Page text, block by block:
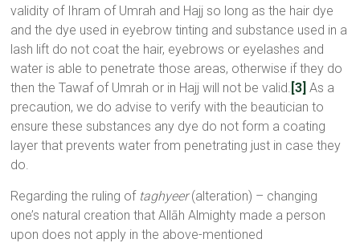
validity of Ihram of Umrah and Hajj so long as the hair dye
and the dye used in eyebrow tinting and substance used in a
lash lift do not coat the hair, eyebrows or eyelashes and
water is able to penetrate those areas, otherwise if they do
then the Tawaf of Umrah or in Hajj will not be valid. [3] As a
precaution, we do advise to verify with the beautician to
ensure these substances any dye do not form a coating
layer that prevents water from penetrating just in case they
do.
Regarding the ruling of taghyeer(alteration) – changing
one’s natural creation that Allāh Almighty made a person
upon does not apply in the above-mentioned